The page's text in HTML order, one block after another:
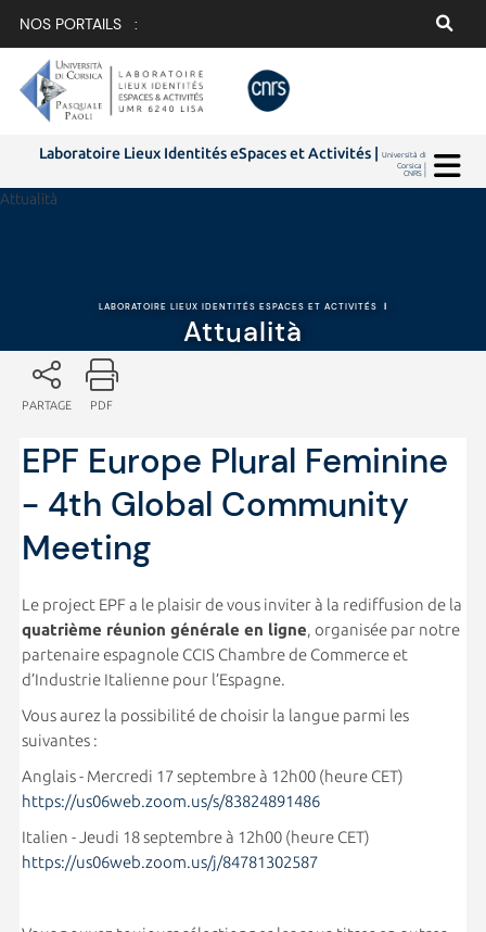
NOS PORTAILS :
Laboratoire Lieux Identités eSpaces et Activités |Università di
Corsica |
CNRS |
Attualità
LABORATOIRE LIEUX IDENTITÉS ESPACES ET ACTIVITÉS |
Attualità
PARTAGE PDF
EPF Europe Plural Feminine
- 4th Global Community
Meeting
Le project EPF a le plaisir de vous inviter à la rediffusion de la
quatrième réunion générale en ligne, organisée par notre
partenaire espagnole CCIS Chambre de Commerce et
d’Industrie Italienne pour l’Espagne.
Vous aurez la possibilité de choisir la langue parmi les
suivantes :
Anglais - Mercredi 17 septembre à 12h00 (heure CET)
https://us06web.zoom.us/s/83824891486
Italien - Jeudi 18 septembre à 12h00 (heure CET)
https://us06web.zoom.us/j/84781302587